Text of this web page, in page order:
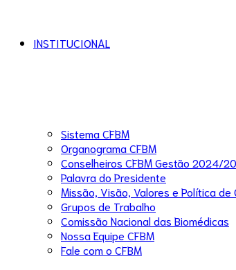
INSTITUCIONAL
Sistema CFBM
Organograma CFBM
Conselheiros CFBM Gestão 2024/
Palavra do Presidente
Missão, Visão, Valores e Política de
Grupos de Trabalho
Comissão Nacional das Biomédicas
Nossa Equipe CFBM
Fale com o CFBM